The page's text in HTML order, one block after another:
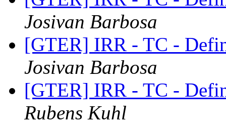
Josivan Barbosa
[GTER] IRR - TC -
Josivan Barbosa
[GTER] IRR - TC -
Rubens Kuhl